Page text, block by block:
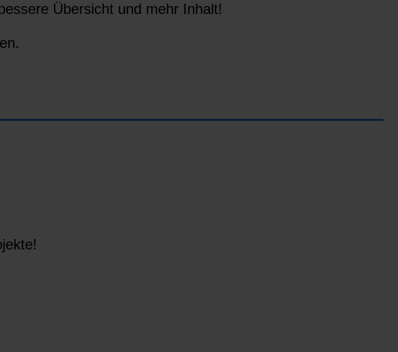
Übersicht und mehr Inhalt!